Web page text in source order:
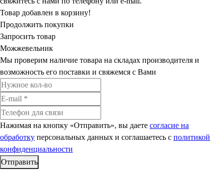
Товар добавлен в корзину!
Продолжить покупки
Запросить товар
Можжевельник
Мы проверим наличие товара на складах производителя и
возможность его поставки и свяжемся с Вами
Нажимая на кнопку «Отправить», вы даете согласие на
обработку персональных данных и соглашаетесь c политикой
конфиденциальности